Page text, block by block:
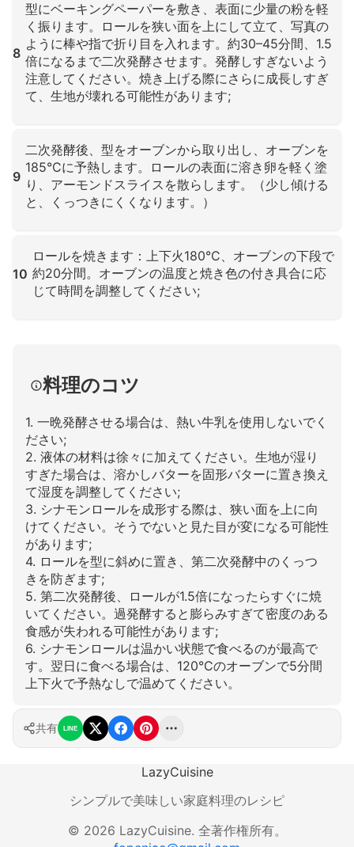
8
型にベーキングペーパーを敷き、表面に少量の粉を軽
く振ります。ロールを狭い面を上にして立て、写真の
ように棒や指で折り目を入れます。約30–45分間、1.5
倍になるまで二次発酵させます。発酵しすぎないよう
注意してください。焼き上げる際にさらに成長しすぎ
て、生地が壊れる可能性があります;
9
二次発酵後、型をオーブンから取り出し、オーブンを
185°Cに予熱します。ロールの表面に溶き卵を軽く塗
り、アーモンドスライスを散らします。（少し傾ける
と、くっつきにくくなります。）
10
ロールを焼きます：上下火180°C、オーブンの下段で
約20分間。オーブンの温度と焼き色の付き具合に応
じて時間を調整してください;
料理のコツ
1. 一晩発酵させる場合は、熱い牛乳を使用しないでく
ださい;
2. 液体の材料は徐々に加えてください。生地が湿り
すぎた場合は、溶かしバターを固形バターに置き換え
て湿度を調整してください;
3. シナモンロールを成形する際は、狭い面を上に向
けてください。そうでないと見た目が変になる可能性
があります;
4. ロールを型に斜めに置き、第二次発酵中のくっつ
きを防ぎます;
5. 第二次発酵後、ロールが1.5倍になったらすぐに焼
いてください。過発酵すると膨らみすぎて密度のある
食感が失われる可能性があります;
6. シナモンロールは温かい状態で食べるのが最高で
す。翌日に食べる場合は、120°Cのオーブンで5分間
上下火で予熱なしで温めてください。
共有 LINE
LazyCuisine
シンプルで美味しい家庭料理のレシピ
© 2026 LazyCuisine. 全著作権所有。